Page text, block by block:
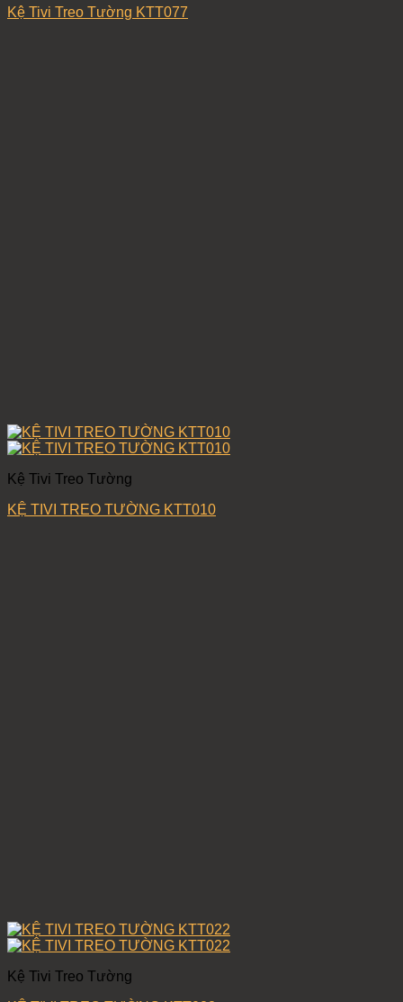
Kệ Tivi Treo Tường KTT077
Kệ Tivi Treo Tường
KỆ TIVI TREO TƯỜNG KTT010
Kệ Tivi Treo Tường